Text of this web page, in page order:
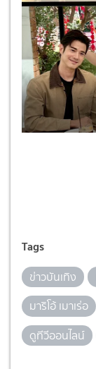
Tags
ข่าวบันเทิง
มาริโอ้ เมาเร่อ
ดูทีวีออนไลน์